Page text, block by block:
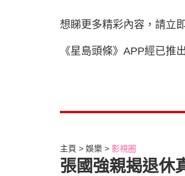
想睇更多精彩內容，請立
《星島頭條》APP經已推
主頁 娛樂 影視圈
張國強親揭退休